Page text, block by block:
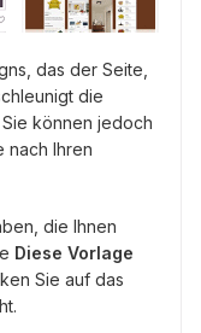
das der Seite,
die
können jedoch
nach Ihren
die Ihnen
Diese Vorlage
Sie auf das